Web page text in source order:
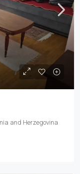
and Herzegovina